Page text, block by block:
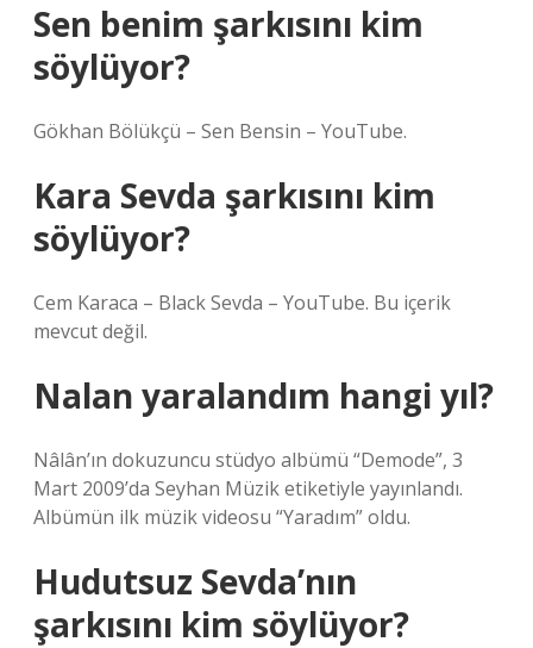
Sen benim şarkısını kim
söylüyor?
Gökhan Bölükçü – Sen Bensin – YouTube.
Kara Sevda şarkısını kim
söylüyor?
Cem Karaca – Black Sevda – YouTube. Bu içerik
mevcut değil.
Nalan yaralandım hangi yıl?
Nâlân’ın dokuzuncu stüdyo albümü “Demode”, 3
Mart 2009’da Seyhan Müzik etiketiyle yayınlandı.
Albümün ilk müzik videosu “Yaradım” oldu.
Hudutsuz Sevda’nın
şarkısını kim söylüyor?